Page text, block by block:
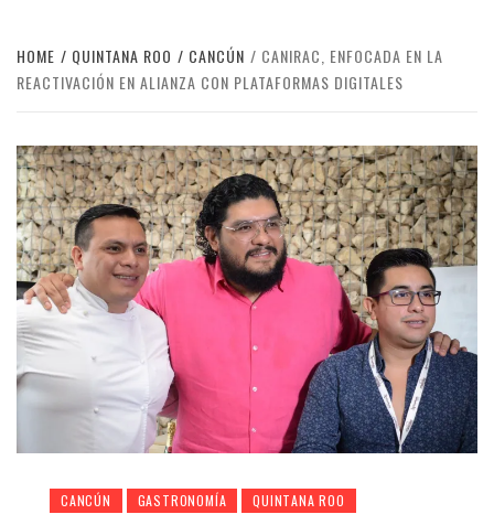
HOME QUINTANA ROO CANCÚN
CANIRAC, ENFOCADA EN LA
REACTIVACIÓN EN ALIANZA CON PLATAFORMAS DIGITALES
CANCÚN GASTRONOMÍA QUINTANA ROO